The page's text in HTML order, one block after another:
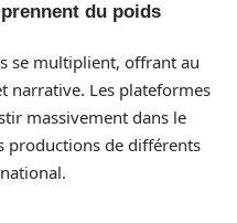
du poids
se multiplient, offrant au
narrative. Les plateformes
massivement dans le
productions de différents